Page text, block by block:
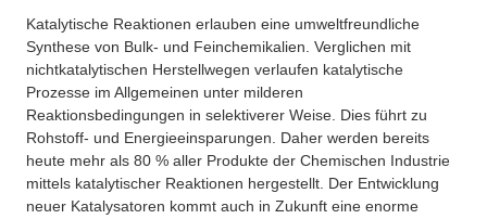
Katalytische Reaktionen erlauben eine umweltfreundliche
Synthese von Bulk- und Feinchemikalien. Verglichen mit
nichtkatalytischen Herstellwegen verlaufen katalytische
Prozesse im Allgemeinen unter milderen
Reaktionsbedingungen in selektiverer Weise. Dies führt zu
Rohstoff- und Energieeinsparungen. Daher werden bereits
heute mehr als 80 % aller Produkte der Chemischen Industrie
mittels katalytischer Reaktionen hergestellt. Der Entwicklung
neuer Katalysatoren kommt auch in Zukunft eine enorme